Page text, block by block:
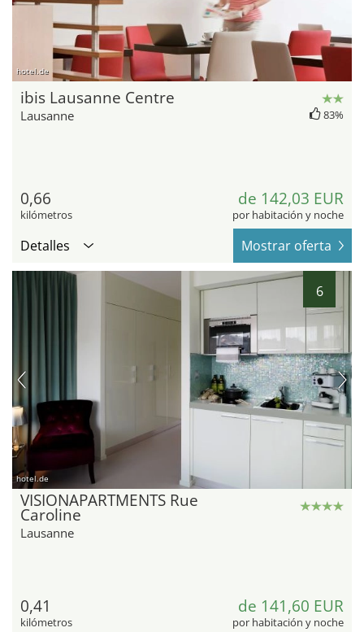
hotel.de
ibis Lausanne Centre
Lausanne 83%
0,66
kilómetros
de 142,03 EUR
por habitación y noche
Detalles Mostrar oferta
6
hotel.de
VISIONAPARTMENTS Rue
Caroline
Lausanne
0,41
kilómetros
de 141,60 EUR
por habitación y noche